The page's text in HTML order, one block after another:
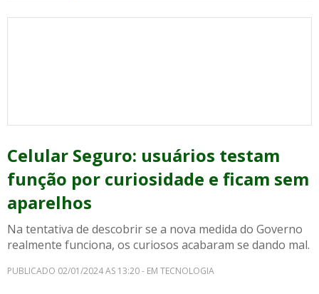
Celular Seguro: usuários testam
função por curiosidade e ficam sem
aparelhos
Na tentativa de descobrir se a nova medida do Governo
realmente funciona, os curiosos acabaram se dando mal.
PUBLICADO 02/01/2024 AS 13:20 - EM TECNOLOGIA